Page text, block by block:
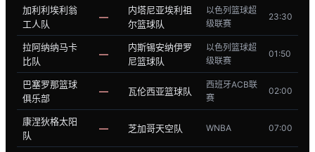
加利利埃利翁
工人队
—
内塔尼亚埃利祖
尔篮球队
以色列篮球超
级联赛
23:30
拉阿纳纳马卡
比队
—
内斯锡安纳伊罗
尼篮球队
以色列篮球超
级联赛
01:50
巴塞罗那篮球
俱乐部
— 瓦伦西亚篮球队
西班牙ACB联
赛
02:00
康涅狄格太阳
队
— 芝加哥天空队 WNBA 07:00